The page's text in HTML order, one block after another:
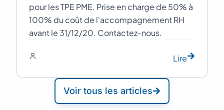
pour les TPE PME. Prise en charge de 50% à
100% du coût de l'accompagnement RH
avant le 31/12/20. Contactez-nous.
Lire
Voir tous les articles